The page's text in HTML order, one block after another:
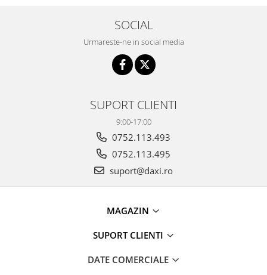
SOCIAL
Urmareste-ne in social media
SUPORT CLIENTI
9:00-17:00
0752.113.493
0752.113.495
suport@daxi.ro
MAGAZIN
SUPORT CLIENTI
DATE COMERCIALE